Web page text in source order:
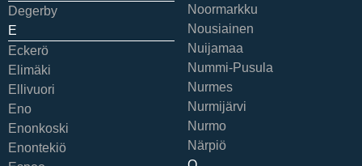
Degerby
E
Eckerö
Elimäki
Ellivuori
Eno
Enonkoski
Enontekiö
Noormarkku
Nousiainen
Nuijamaa
Nummi-Pusula
Nurmes
Nurmijärvi
Nurmo
Närpiö